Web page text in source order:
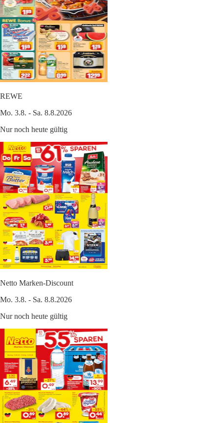
REWE
Mo. 3.8. - Sa. 8.8.2026
Nur noch heute gültig
Netto Marken-Discount
Mo. 3.8. - Sa. 8.8.2026
Nur noch heute gültig